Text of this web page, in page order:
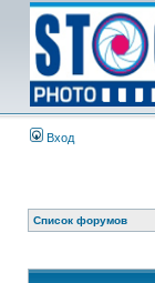
Вход
Список форумов